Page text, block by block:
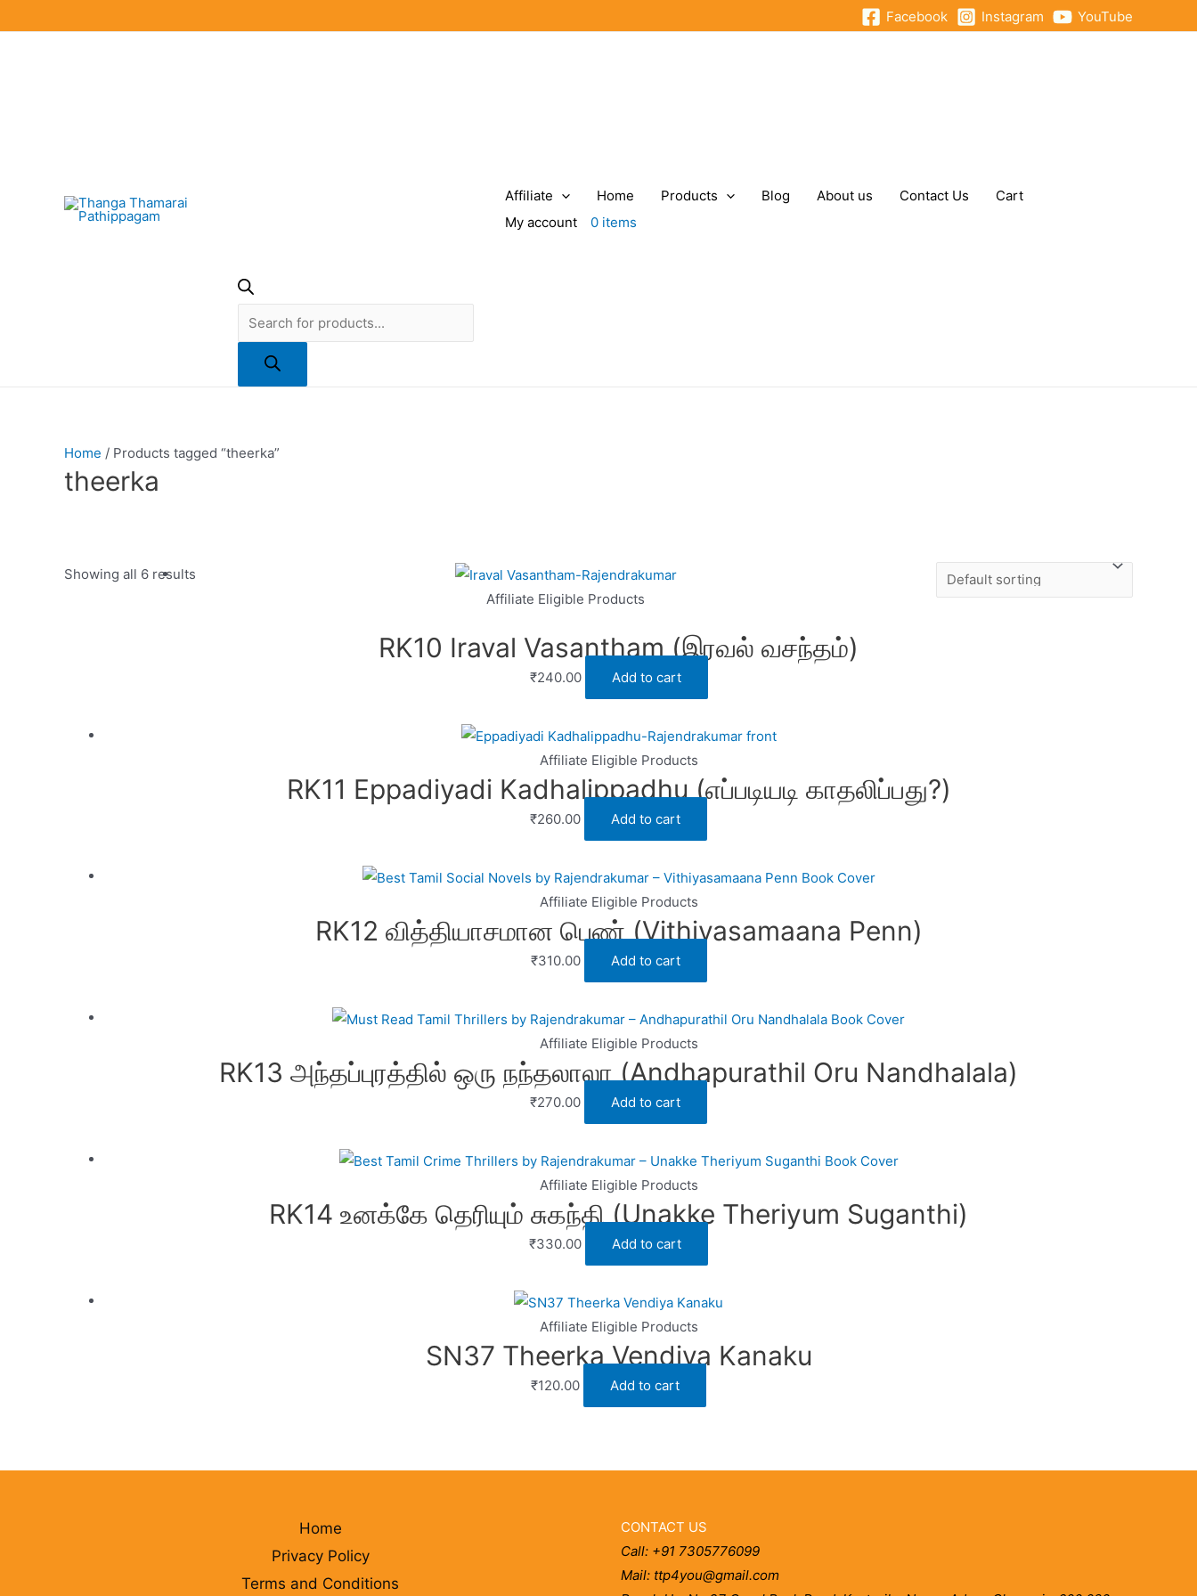
to
Facebook Instagram YouTube
Products
search
Affiliate Home Products Blog About us Contact Us
Cart
My account
0 items
Home / Products tagged “theerka”
theerka
Showing all 6 results
Affiliate Eligible Products
RK10 Iraval Vasantham (இரவல் வசந்தம்)
₹240.00 Add to cart
Affiliate Eligible Products
RK11 Eppadiyadi Kadhalippadhu (எப்படியடி காதலிப்பது?)
₹260.00 Add to cart
Affiliate Eligible Products
RK12 வித்தியாசமான பெண் (Vithiyasamaana Penn)
₹310.00 Add to cart
Affiliate Eligible Products
RK13 அந்தப்புரத்தில் ஒரு நந்தலாலா (Andhapurathil Oru Nandhalala)
₹270.00 Add to cart
Affiliate Eligible Products
RK14 உனக்கே தெரியும் சுகந்தி (Unakke Theriyum Suganthi)
₹330.00 Add to cart
Affiliate Eligible Products
SN37 Theerka Vendiya Kanaku
₹120.00 Add to cart
Home
Privacy Policy
Terms and Conditions
CONTACT US
Call: +91 7305776099
Mail: ttp4you@gmail.com